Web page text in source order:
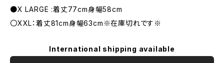
●X LARGE :着丈77cm身幅58cm
〇XXL：着丈81cm身幅63cm※在庫切れです※
International shipping available